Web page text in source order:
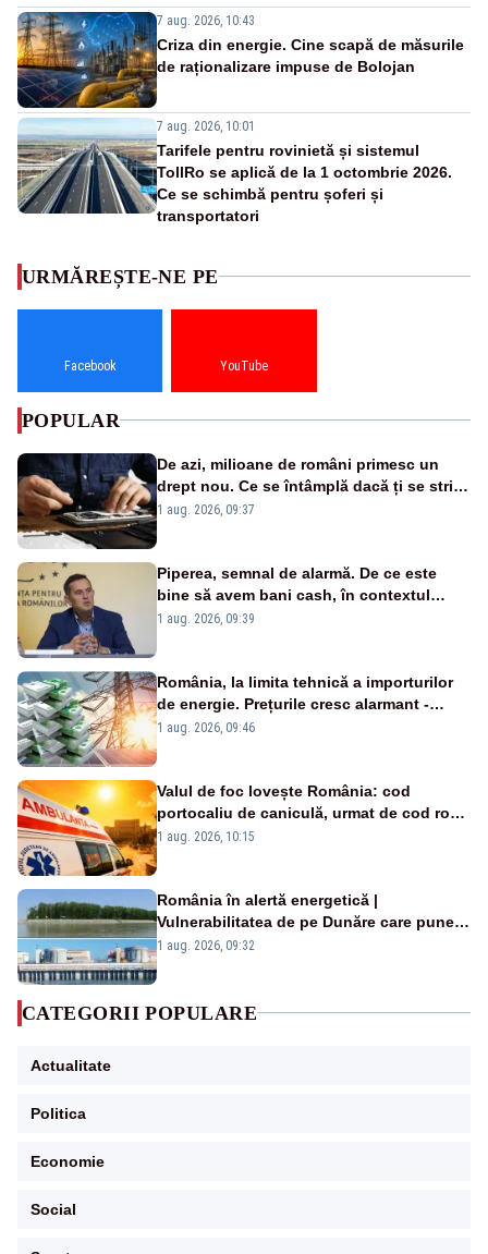
7 aug. 2026, 10:43
Criza din energie. Cine scapă de măsurile
de raționalizare impuse de Bolojan
7 aug. 2026, 10:01
Tarifele pentru rovinietă și sistemul
TollRo se aplică de la 1 octombrie 2026.
Ce se schimbă pentru șoferi și
transportatori
URMĂREȘTE-NE PE
Facebook YouTube
POPULAR
De azi, milioane de români primesc un
drept nou. Ce se întâmplă dacă ți se strică
un produs
1 aug. 2026, 09:37
Piperea, semnal de alarmă. De ce este
bine să avem bani cash, în contextul
alertei energetice?
1 aug. 2026, 09:39
România, la limita tehnică a importurilor
de energie. Prețurile cresc alarmant -
Analiză Realitatea Plus
1 aug. 2026, 09:46
Valul de foc lovește România: cod
portocaliu de caniculă, urmat de cod roșu
duminică. Temperaturile urcă spre 40°C
1 aug. 2026, 10:15
România în alertă energetică |
Vulnerabilitatea de pe Dunăre care pune
în pericol Centrala Cernavodă era
1 aug. 2026, 09:32
CATEGORII POPULARE
Actualitate
Politica
Economie
Social